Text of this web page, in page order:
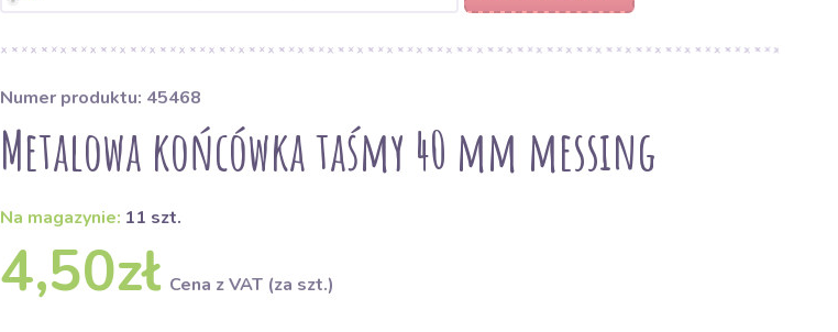
Numer produktu: 45468
Metalowa końcówka taśmy 40 mm messing
Na magazynie: 11 szt.
4,50zł Cena z VAT (za szt.)